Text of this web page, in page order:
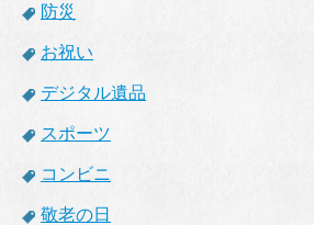
防災
お祝い
デジタル遺品
スポーツ
コンビニ
敬老の日